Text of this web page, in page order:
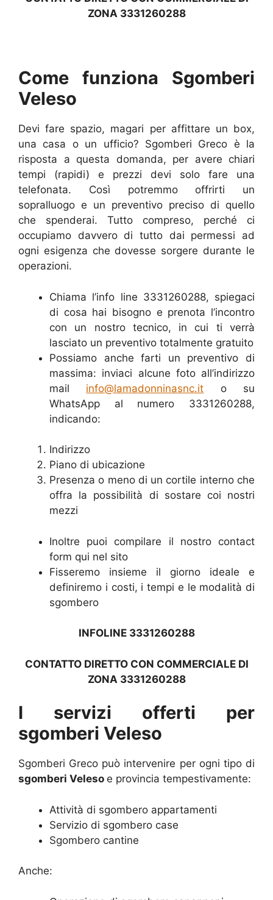
ZONA 3331260288
Come funziona Sgomberi
Veleso
Devi fare spazio, magari per affittare un box,
una casa o un ufficio? Sgomberi Greco è la
risposta a questa domanda, per avere chiari
tempi (rapidi) e prezzi devi solo fare una
telefonata. Così potremmo offrirti un
sopralluogo e un preventivo preciso di quello
che spenderai. Tutto compreso, perché ci
occupiamo davvero di tutto dai permessi ad
ogni esigenza che dovesse sorgere durante le
operazioni.
Chiama l’info line 3331260288, spiegaci
di cosa hai bisogno e prenota l’incontro
con un nostro tecnico, in cui ti verrà
lasciato un preventivo totalmente gratuito
Possiamo anche farti un preventivo di
massima: inviaci alcune foto all’indirizzo
mail info@lamadonninasnc.it o su
WhatsApp al numero 3331260288,
indicando:
Indirizzo
Piano di ubicazione
Presenza o meno di un cortile interno che
offra la possibilità di sostare coi nostri
mezzi
Inoltre puoi compilare il nostro contact
form qui nel sito
Fisseremo insieme il giorno ideale e
definiremo i costi, i tempi e le modalità di
sgombero
INFOLINE 3331260288
CONTATTO DIRETTO CON COMMERCIALE DI
ZONA 3331260288
I servizi offerti per
sgomberi Veleso
Sgomberi Greco può intervenire per ogni tipo di
sgomberi Veleso e provincia tempestivamente:
Attività di sgombero appartamenti
Servizio di sgombero case
Sgombero cantine
Anche: